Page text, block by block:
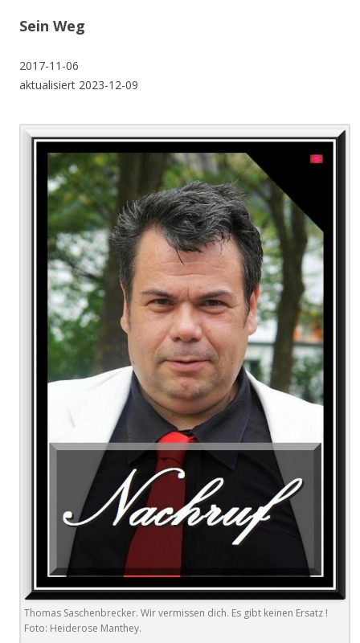
Sein Weg
2017-11-06
aktualisiert 2023-12-09
Thomas Saschenbrecker. Wir vermissen dich. Es gibt keinen Ersatz !
Foto: Heiderose Manthey.